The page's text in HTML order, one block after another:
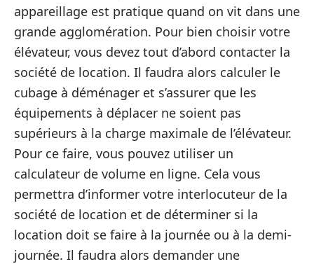
appareillage est pratique quand on vit dans une
grande agglomération. Pour bien choisir votre
élévateur, vous devez tout d’abord contacter la
société de location. Il faudra alors calculer le
cubage à déménager et s’assurer que les
équipements à déplacer ne soient pas
supérieurs à la charge maximale de l’élévateur.
Pour ce faire, vous pouvez utiliser un
calculateur de volume en ligne. Cela vous
permettra d’informer votre interlocuteur de la
société de location et de déterminer si la
location doit se faire à la journée ou à la demi-
journée. Il faudra alors demander une